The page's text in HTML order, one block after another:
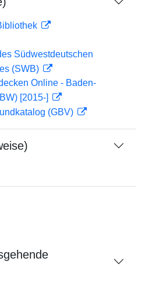
Südwestdeutschen
(SWB)
Online - Baden-
[2015-]
(GBV)